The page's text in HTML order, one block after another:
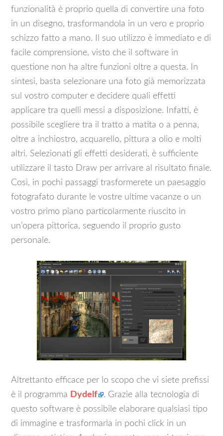
funzionalità è proprio quella di convertire una foto
in un disegno, trasformandola in un vero e proprio
schizzo fatto a mano. Il suo utilizzo è immediato e di
facile comprensione, visto che il software in
questione non ha altre funzioni oltre a questa. In
sintesi, basta selezionare una foto già memorizzata
sul vostro computer e decidere quali effetti
applicare tra quelli messi a disposizione. Infatti, è
possibile scegliere tra il tratto a matita o a penna,
oltre a inchiostro, acquarello, pittura a olio e molti
altri. Selezionati gli effetti desiderati, è sufficiente
utilizzare il tasto Draw per arrivare al risultato finale.
Così, in pochi passaggi trasformerete un paesaggio
fotografato durante le vostre ultime vacanze o un
vostro primo piano particolarmente riuscito in
un’opera pittorica, seguendo il proprio gusto
personale.
Altrettanto efficace per lo scopo che vi siete prefissi
è il programma Dydelf
. Grazie alla tecnologia di
questo software è possibile elaborare qualsiasi tipo
di immagine e trasformarla in pochi click in un